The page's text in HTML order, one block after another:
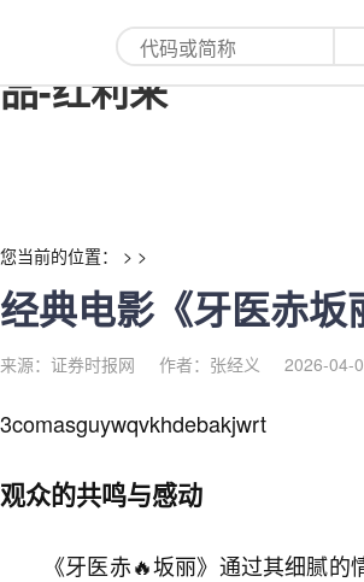
经典电影《牙医赤
品-红利来
您当前的位置： > >
经典电影《牙医赤坂
来源：证券时报网 作者：张经义 2026-04-
3comasguywqvkhdebakjwrt
观众的共鸣与感动
《牙医赤🔥坂丽》通过其细腻